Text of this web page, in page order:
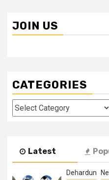
JOIN US
CATEGORIES
Categories
Latest
Dehardun